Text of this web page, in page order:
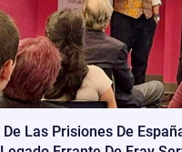
De Las Prisiones De